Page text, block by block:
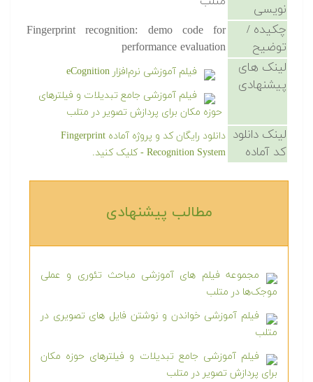
نویسی
چکیده /
توضیح
Fingerprint recognition: demo code for
performance evaluation
لینک های
پیشنهادی
فیلم آموزشی نرم‌افزار eCognition
فیلم آموزشی جامع تبدیلات و فیلترهای
حوزه مکان برای پردازش تصویر در متلب
لینک دانلود
کد آماده
دانلود رایگان کد و پروژه آماده Fingerprint
Recognition System - کلیک کنید.
مطالب پیشنهادی‎
مجموعه فیلم های آموزشی مباحث تئوری و عملی
موجک‌ها در متلب
فیلم آموزشی خواندن و نوشتن فایل های تصویری در
متلب
فیلم آموزشی جامع تبدیلات و فیلترهای حوزه مکان
برای پردازش تصویر در متلب